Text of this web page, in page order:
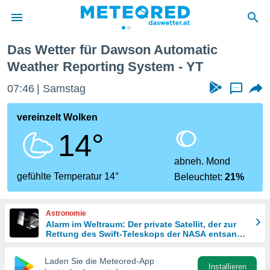
dass
von
diese
die
Das Wetter für Dawson Automatic
Weather Reporting System - YT
07:46 Samstag ...
vereinzelt Wolken
14°
gefühlte Temperatur 14°
abneh. Mond
Beleuchtet:21%
Astronomie
Alarm im Weltraum: Der private Satellit, der zur
Rettung des Swift-Teleskops der NASA entsandt
Laden Sie die Meteored-App
Installieren